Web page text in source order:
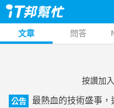
文章 問答
按讚加
公告
最熱血的技術盛事